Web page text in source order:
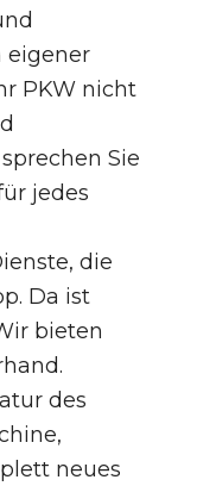
eigener
PKW nicht
Sie
jedes
die
Da ist
bieten
des
neues